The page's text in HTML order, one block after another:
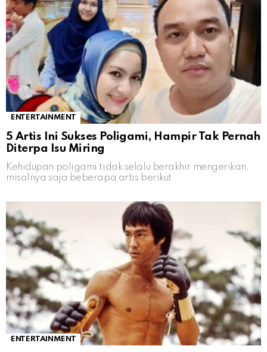
ENTERTAINMENT
5 Artis Ini Sukses Poligami, Hampir Tak Pernah
Diterpa Isu Miring
Kehidupan poligami tidak selalu berakhir mengerikan,
misalnya saja beberapa artis berikut
ENTERTAINMENT